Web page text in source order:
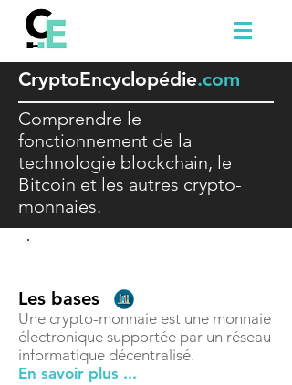
CryptoEncyclopédie.com
Comprendre le
fonctionnement de la
technologie blockchain, le
Bitcoin et les autres crypto-
monnaies.
Les bases
Une crypto-monnaie est une monnaie
électronique supportée par un réseau
informatique décentralisé.
En savoir plus ...